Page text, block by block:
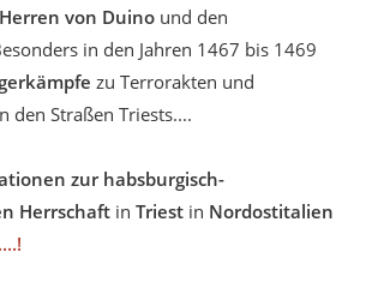
Herren von Duino und den
in den Jahren 1467 bis 1469
zu Terrorakten und
den Straßen Triests....
zur habsburgisch-
Herrschaft in Triest in Nordostitalien